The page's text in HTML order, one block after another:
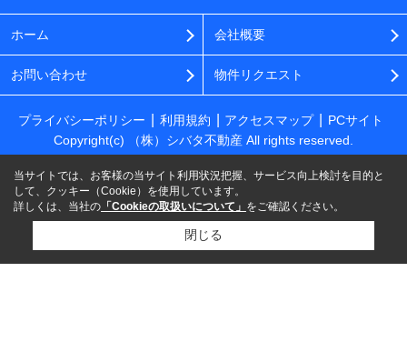
ホーム 会社概要
お問い合わせ 物件リクエスト
プライバシーポリシー 利用規約 アクセスマップ
PCサイト
Copyright(c) （株）シバタ不動産 All rights reserved.
当サイトでは、お客様の当サイト利用状況把握、サービス向上検討を目的と
して、クッキー（Cookie）を使用しています。
詳しくは、当社の 「Cookieの取扱いについて」 をご確認ください。
閉じる